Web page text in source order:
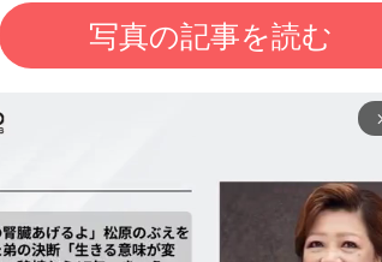
写真の記事を読む
arrow_forward_ios